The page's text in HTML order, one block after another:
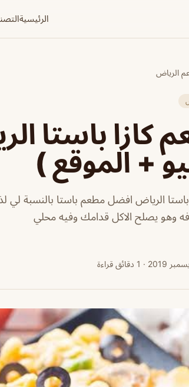
الرئيسية
الرياض
كازا باستا
+ الموقع )
الرياض افضل مطعم باستا بالنسبة لي
وهو يصلح الاكل قدامك وفيه محلي